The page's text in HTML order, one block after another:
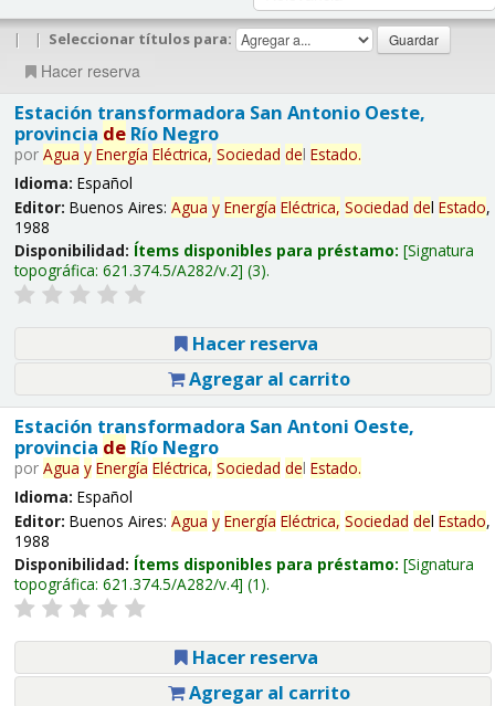
| | Seleccionar títulos para:
Hacer reserva
Estación transformadora San Antonio Oeste,
provincia deRío Negro
por Agua y Energía Eléctrica, Sociedad del Estado.
Idioma: Español
Editor: Buenos Aires: Agua y Energía Eléctrica, Sociedad del Estado,
1988
Disponibilidad: Ítems disponibles para préstamo: Signatura
topográfica: 621.374.5/A282/v.2 (3).
Hacer reserva
Agregar al carrito
Estación transformadora San Antoni Oeste,
provincia deRío Negro
por Agua y Energía Eléctrica, Sociedad del Estado.
Idioma: Español
Editor: Buenos Aires: Agua y Energía Eléctrica, Sociedad del Estado,
1988
Disponibilidad: Ítems disponibles para préstamo: Signatura
topográfica: 621.374.5/A282/v.4 (1).
Hacer reserva
Agregar al carrito